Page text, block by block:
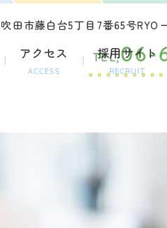
田市藤白台5丁目7番65号RYO
TEL,06-
アクセス
ACCESS
採用サイト
RECRUIT